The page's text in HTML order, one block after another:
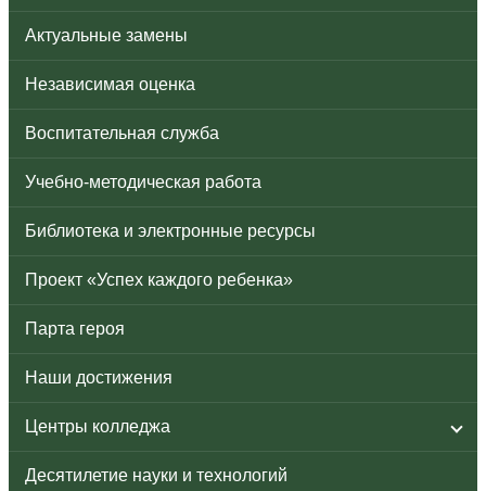
Актуальные замены
Независимая оценка
Воспитательная служба
Учебно-методическая работа
Библиотека и электронные ресурсы
Проект «Успех каждого ребенка»
Парта героя
Наши достижения
Центры колледжа
Десятилетие науки и технологий